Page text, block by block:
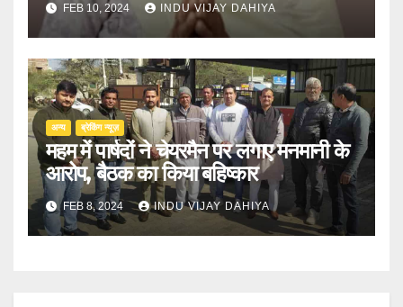
FEB 10, 2024 INDU VIJAY DAHIYA
अन्य ब्रेकिंग न्यूज़
महम में पार्षदों ने चेयरमैन पर लगाए मनमानी के
आरोप, बैठक का किया बहिष्कार
FEB 8, 2024 INDU VIJAY DAHIYA